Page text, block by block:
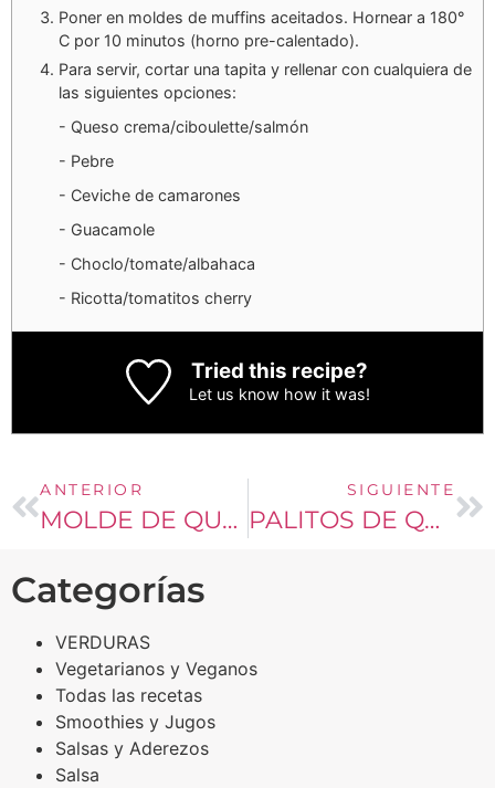
Poner en moldes de muffins aceitados. Hornear a 180°
C por 10 minutos (horno pre-calentado).
Para servir, cortar una tapita y rellenar con cualquiera de
las siguientes opciones:
- Queso crema/ciboulette/salmón
- Pebre
- Ceviche de camarones
- Guacamole
- Choclo/tomate/albahaca
- Ricotta/tomatitos cherry
Tried this recipe?
Let us know how it was!
ANTERIOR
MOLDE DE QUESO CREMA Y PESTO
SIGUIENTE
PALITOS DE QUESO
Categorías
VERDURAS
Vegetarianos y Veganos
Todas las recetas
Smoothies y Jugos
Salsas y Aderezos
Salsa